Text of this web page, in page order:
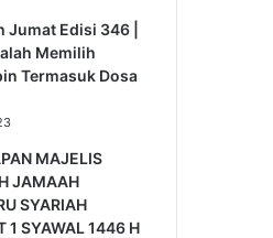
Jumat Edisi 346 |
Memilih
Termasuk Dosa
MAJELIS
JAMAAH
SYARIAH
1 SYAWAL 1446 H